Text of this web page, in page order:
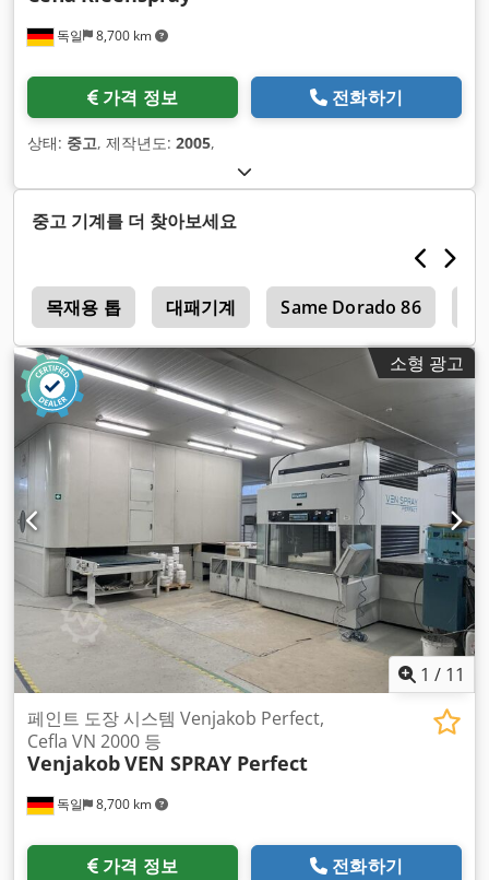
독일 8,700 km
가격 정보 전화하기
상태: 중고, 제작년도: 2005,
중고 기계를 더 찾아보세요
목재용 톱 대패기계 Same Dorado 86
소형 광고
1 / 11
독일 8,700 km
페인트 도장 시스템 Venjakob Perfect,
Cefla VN 2000 등
VenjakobVEN SPRAY Perfect
가격 정보 전화하기